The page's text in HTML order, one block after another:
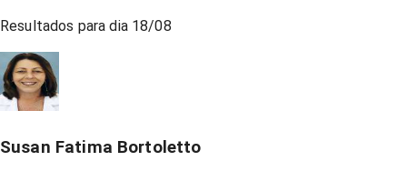
Resultados para dia 18/08
Susan Fatima Bortoletto